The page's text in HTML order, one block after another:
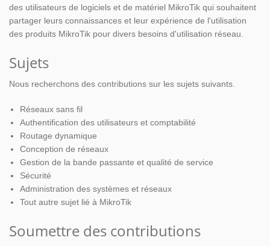
des utilisateurs de logiciels et de matériel MikroTik qui souhaitent
partager leurs connaissances et leur expérience de l'utilisation
des produits MikroTik pour divers besoins d'utilisation réseau.
Sujets
Nous recherchons des contributions sur les sujets suivants.
Réseaux sans fil
Authentification des utilisateurs et comptabilité
Routage dynamique
Conception de réseaux
Gestion de la bande passante et qualité de service
Sécurité
Administration des systèmes et réseaux
Tout autre sujet lié à MikroTik
Soumettre des contributions